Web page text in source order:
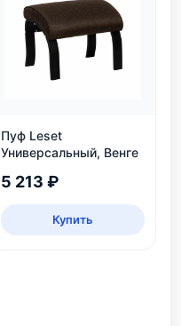
Пуф Leset
Универсальный, Венге
5 213 ₽
Купить